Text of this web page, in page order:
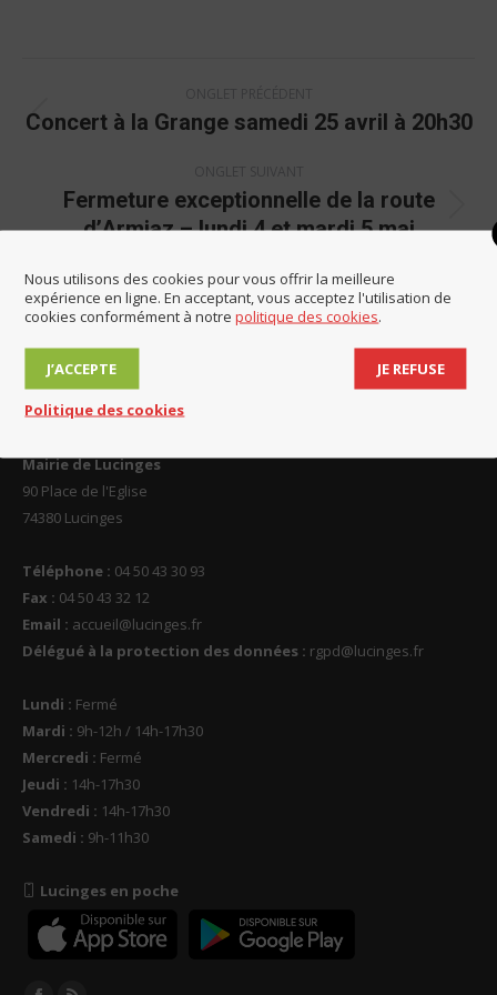
de
commentaire
Onglet
Concert à la Grange samedi 25 avril à 20h30
Onglet
Fermeture exceptionnelle de la route
d’Armiaz – lundi 4 et mardi 5 mai
Contact et horaires
Mairie de Lucinges
90 Place de l'Eglise
74380 Lucinges
Téléphone : 04 50 43 30 93
Fax : 04 50 43 32 12
Email : accueil@lucinges.fr
Délégué à la protection des données : rgpd@lucinges.fr
Lundi : Fermé
Mardi : 9h-12h / 14h-17h30
Mercredi : Fermé
Jeudi : 14h-17h30
Vendredi : 14h-17h30
Samedi : 9h-11h30
Lucinges en poche
Nous utilisons des cookies pour vous offrir la meilleure
expérience en ligne. En acceptant, vous acceptez l'utilisation de
cookies conformément à notrepolitique des cookies.
J’ACCEPTE JE REFUSE
Politique des cookies